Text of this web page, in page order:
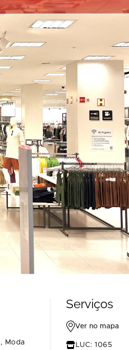
Moda
Serviços
Ver no mapa
LUC: 1065